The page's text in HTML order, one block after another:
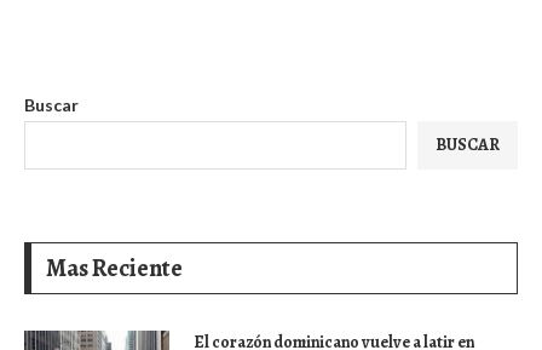
Buscar
BUSCAR
Mas Reciente
El corazón dominicano vuelve a latir en